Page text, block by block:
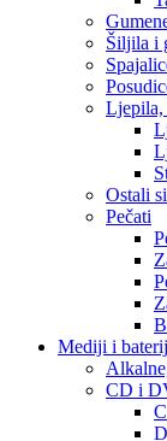
Šiljila i
Ljepila,
Ostali
Pečati
Mediji i
CD i